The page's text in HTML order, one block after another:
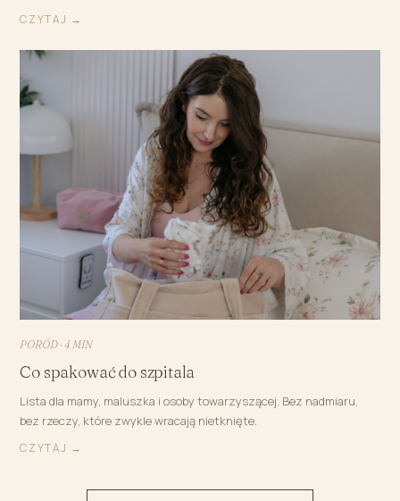
CZYTAJ →
PORÓD · 4 MIN
Co spakować do szpitala
Lista dla mamy, maluszka i osoby towarzyszącej. Bez nadmiaru,
bez rzeczy, które zwykle wracają nietknięte.
CZYTAJ →